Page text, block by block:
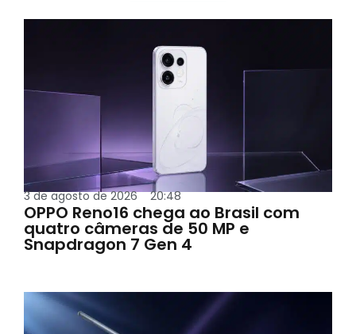
3 de agosto de 2026 20:48
OPPO Reno16 chega ao Brasil com
quatro câmeras de 50 MP e
Snapdragon 7 Gen 4